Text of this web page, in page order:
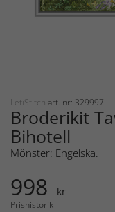
LetiStitch art. nr: 329997
Broderikit
Bihotell
Mönster: Engelska.
998 kr
Prishistorik